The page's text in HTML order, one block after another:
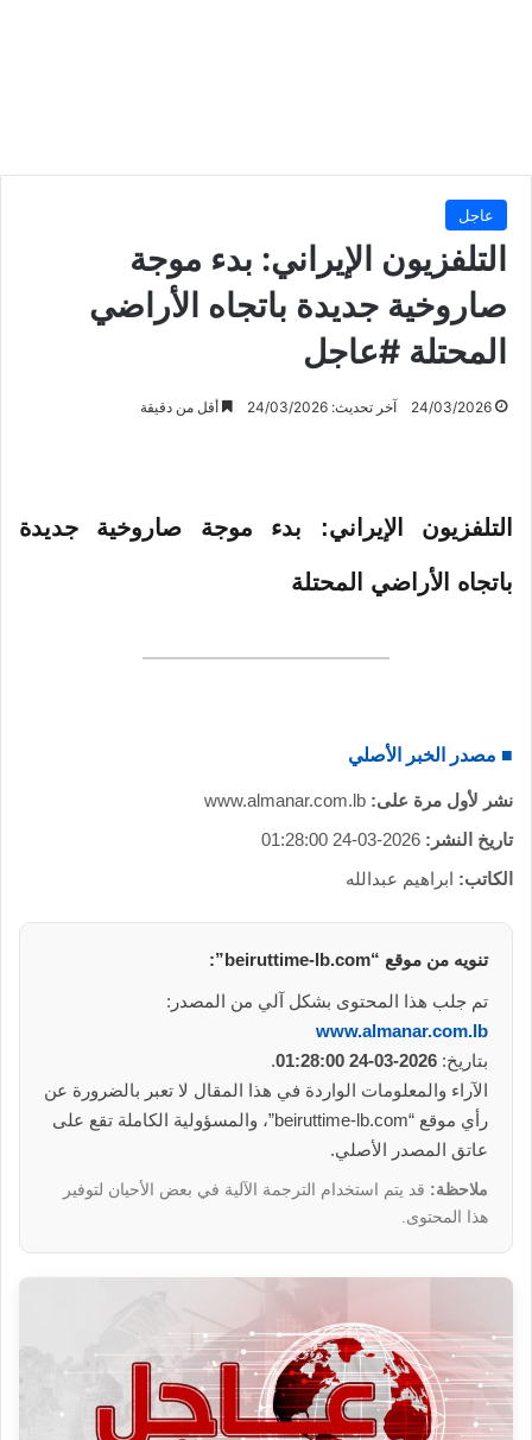
عاجل
التلفزيون الإيراني: بدء موجة
صاروخية جديدة باتجاه الأراضي
المحتلة #عاجل
24/03/2026 آخر تحديث: 24/03/2026 أقل من دقيقة
التلفزيون الإيراني: بدء موجة صاروخية جديدة
باتجاه الأراضي المحتلة
■ مصدر الخبر الأصلي
نشر لأول مرة على: www.almanar.com.lb
تاريخ النشر: 2026-03-24 01:28:00
الكاتب: ابراهيم عبدالله
تنويه من موقع “beiruttime-lb.com”:
تم جلب هذا المحتوى بشكل آلي من المصدر:
www.almanar.com.lb
بتاريخ: 2026-03-24 01:28:00
.
الآراء والمعلومات الواردة في هذا المقال لا تعبر بالضرورة عن
رأي موقع “beiruttime-lb.com”، والمسؤولية الكاملة تقع على
عاتق المصدر الأصلي.
ملاحظة: قد يتم استخدام الترجمة الآلية في بعض الأحيان لتوفير
هذا المحتوى.